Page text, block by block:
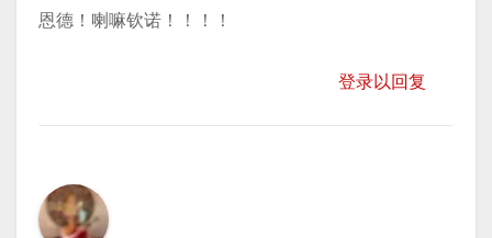
恩德！喇嘛钦诺！！！！
登录以回复